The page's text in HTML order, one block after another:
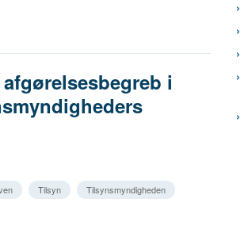
i
Tilsyn
Tilsynsmyndigheden